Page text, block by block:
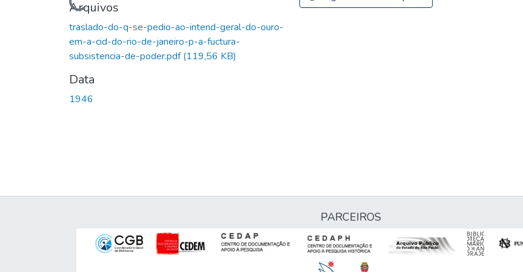
Carregando...
Arquivos
traslado-do-q-se-pedio-ao-intend-geral-do-ouro-
em-a-cid-do-rio-de-janeiro-p-a-fuctura-
subsistencia-de-poder.pdf(119,56 KB)
Data
1946
PARCEIROS